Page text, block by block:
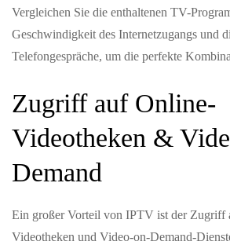
Vergleichen Sie die enthaltenen TV-
Geschwindigkeit des Internetzugangs und
Telefongespräche, um die perfekte
Zugriff auf Online-
Videotheken &
Demand
Ein großer Vorteil von IPTV ist der Zugriff
Videotheken und Video-on-Demand-